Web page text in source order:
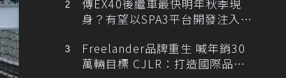
身？有望以SPA3平台開發注入80
Freelander品牌重生 喊年銷30
萬輛目標 CJLR：打造國際品牌